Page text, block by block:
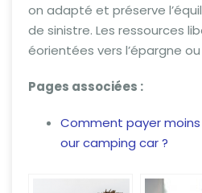
on adapté et préserve
de sinistre. Les ressources
éorientées vers l’épargne
Pages associées :
Comment payer
our camping car ?